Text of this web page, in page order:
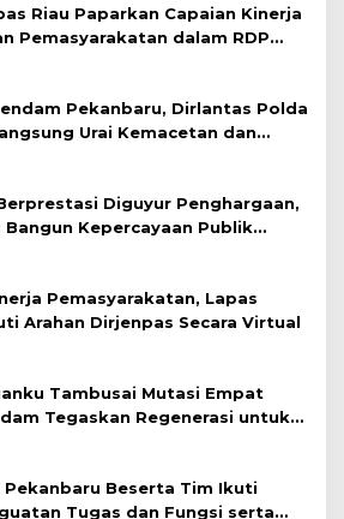
Riau Paparkan Capaian Kinerja
Pemasyarakatan dalam RDP
XIII DPR RI
Pekanbaru, Dirlantas Polda
Urai Kemacetan dan
Diguyur Penghargaan,
Bangun Kepercayaan Publik
Pemasyarakatan, Lapas
Arahan Dirjenpas Secara Virtual
Tambusai Mutasi Empat
Tegaskan Regenerasi untuk
Satuan
Pekanbaru Beserta Tim Ikuti
Tugas dan Fungsi serta